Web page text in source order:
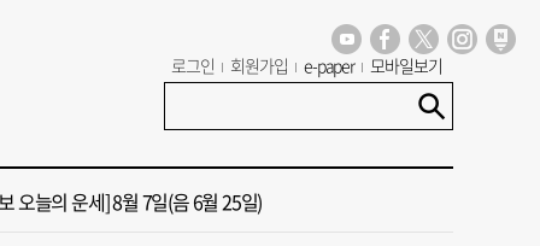
로그인 회원가입 e-paper 모바일보기
는데, 또"…퇴임 앞두고 가짜 청첩장 뿌린 초등 교장 송치
오늘의 운세] 8월 7일(음 6월 25일)
오늘의 운세] 8월 5일(음 6월 23일)